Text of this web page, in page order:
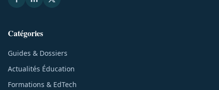
Catégories
Guides & Dossiers
Actualités Éducation
Formations & EdTech